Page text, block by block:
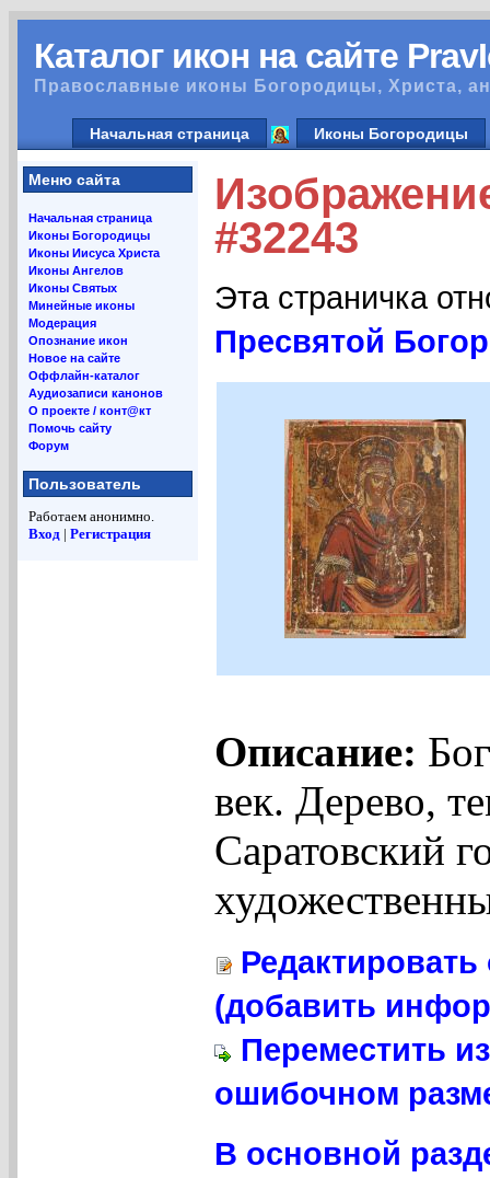
Каталог икон на сайте
Православные иконы Богородицы, Христа,
Начальная страница Иконы Богородицы
Меню сайта
Начальная страница
Иконы Богородицы
Иконы Иисуса Христа
Иконы Ангелов
Иконы Святых
Минейные иконы
Модерация
Опознание икон
Новое на сайте
Оффлайн-каталог
Аудиозаписи канонов
О проекте / конт@кт
Помочь сайту
Форум
Пользователь
Работаем анонимно.
Вход | Регистрация
#32243
Эта страничка
Пресвятой
Описание:
век. Дерево,
Саратовский
(добавить
Переместить
ошибочном
В основной